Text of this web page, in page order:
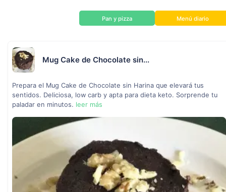
Pan y pizza Menú diario
Mug Cake de Chocolate sin...
Prepara el Mug Cake de Chocolate sin Harina que elevará tus
sentidos. Deliciosa, low carb y apta para dieta keto. Sorprende tu
paladar en minutos. leer más